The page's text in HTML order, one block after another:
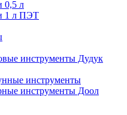
0,5 л
1 л ПЭТ
инструменты Дудук
инструменты
инструменты Доол